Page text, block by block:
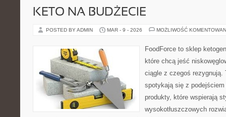
KETO NA BUDŻECIE
POSTED BY ADMIN MAR - 9 - 2026 MOŻLIWOŚĆ
FoodForce to sklep
które chcą jeść
ciągle z czegoś
spotykają się z
produkty, które wspierają
wysokotłuszczowych